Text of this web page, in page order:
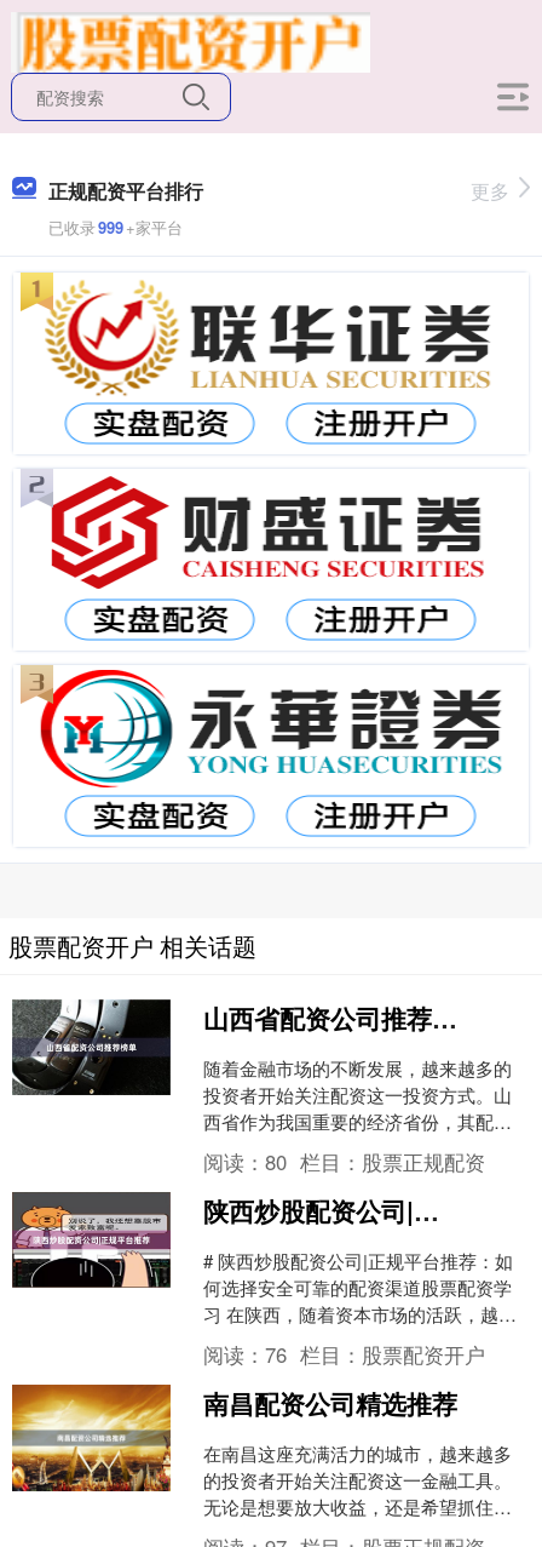
正规配资平台排行
已收录999+家平台
更多
股票配资开户 相关话题
山西省配资公司推荐榜单
随着金融市场的不断发展，越来越多的
投资者开始关注配资这一投资方式。山
西省作为我国重要的经济省份，其配资
市场也逐渐成熟。为了帮助广大投资者
更好地选择合适的配资平台....
阅读：80 栏目： 股票正规配资
陕西炒股配资公司|正规平台推荐
# 陕西炒股配资公司|正规平台推荐：如
何选择安全可靠的配资渠道股票配资学
习 在陕西，随着资本市场的活跃，越来
越多的投资者开始关注炒股配资这一工
具。配资能够放大资....
阅读：76 栏目： 股票配资开户
南昌配资公司精选推荐
在南昌这座充满活力的城市，越来越多
的投资者开始关注配资这一金融工具。
无论是想要放大收益，还是希望抓住市
场机会，选择一家正规、专业的南昌配